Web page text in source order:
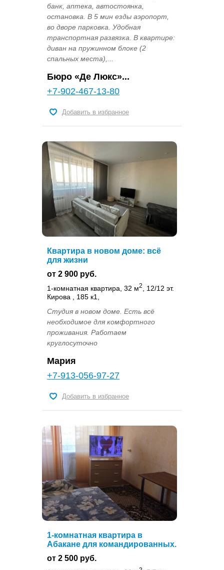
банк, аптека, автостоянка,
остановка. В 5 мин езды аэропорт,
во дворе парковка. Удобная
транспортная развязка. В квартире:
диван на пружинном блоке (2
спальных места),...
Бюро «Де Люкс»...
+7-902-467-13-80
Добавить в избранное
Квартира в новом доме: всё
для жизни
от 2 900 руб.
1-комнатная квартира, 32 м2
, 12/12 эт.
Кирова , 185 к1,
Студия в новом доме. Есть всё
необходимое для комфортного
проживания. Работаем
круглосуточно
Мария
+7-913-056-97-27
Добавить в избранное
1-комнатная квартира в
Абакане для командированных.
от 2 500 руб.